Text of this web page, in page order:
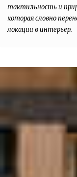
тактильность и
которая словно
локации в интерьер.